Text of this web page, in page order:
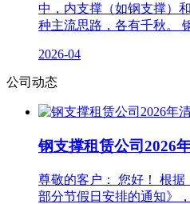
中，内支撑（如钢支撑）
种主流思路，各有千秋。
2026-04
公司动态
钢支撑租赁公司2026
尊敬的客户： 您好！ 根据
部分节假日安排的通知》